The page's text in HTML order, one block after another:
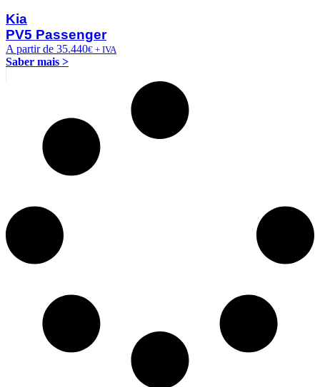
Kia
PV5 Passenger
A partir de 35.440€ + IVA
Saber mais >